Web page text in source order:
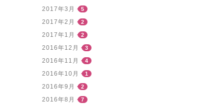
2017年3月 5
2017年2月 2
2017年1月 2
2016年12月 3
2016年11月 4
2016年10月 1
2016年9月 2
2016年8月 7